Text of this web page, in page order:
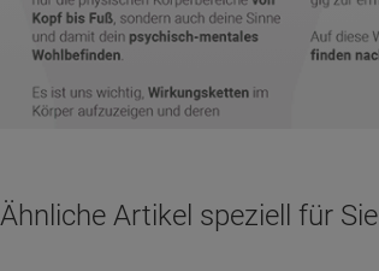
Ähnliche Artikel speziell für Sie